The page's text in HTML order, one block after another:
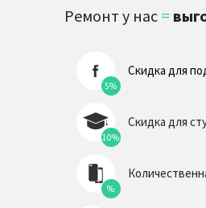
Ремонт у нас =
5%
Скидка для
10%
Скидка для
%